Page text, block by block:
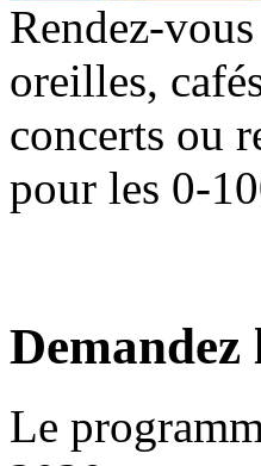
Rendez-
oreilles,
concerts ou
pour les 0-
Le